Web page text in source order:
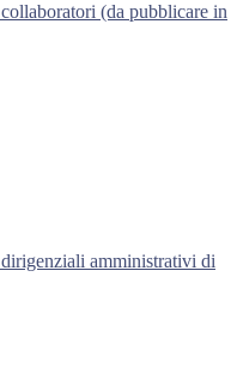
(da pubblicare in
amministrativi di